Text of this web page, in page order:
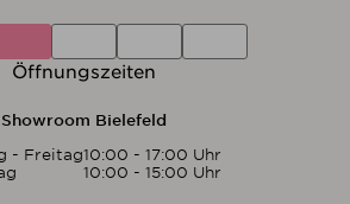
Öffnungszeiten
Showroom Bielefeld
- Freitag10:00 - 17:00 Uhr
10:00 - 15:00 Uhr